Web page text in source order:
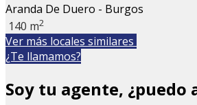
Aranda De Duero - Burgos
140 m2
Ver más locales similares
¿Te llamamos?
Soy tu agente, ¿puedo